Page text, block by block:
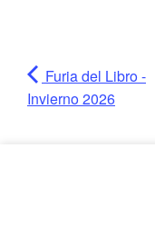
Furia del Libro -
Invierno 2026